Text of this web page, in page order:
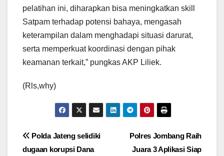
pelatihan ini, diharapkan bisa meningkatkan skill
Satpam terhadap potensi bahaya, mengasah
keterampilan dalam menghadapi situasi darurat,
serta memperkuat koordinasi dengan pihak
keamanan terkait,” pungkas AKP Liliek.
(Rls,why)
Navigasi
Polres Jombang Raih
Juara 3 Aplikasi Siap
Polda Jateng selidiki
dugaan korupsi Dana